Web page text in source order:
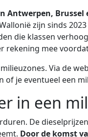
Antwerpen, Brussel
zijn sinds
die klassen
rekening mee
Via de
of je eventueel een
in een
De
Door de komst